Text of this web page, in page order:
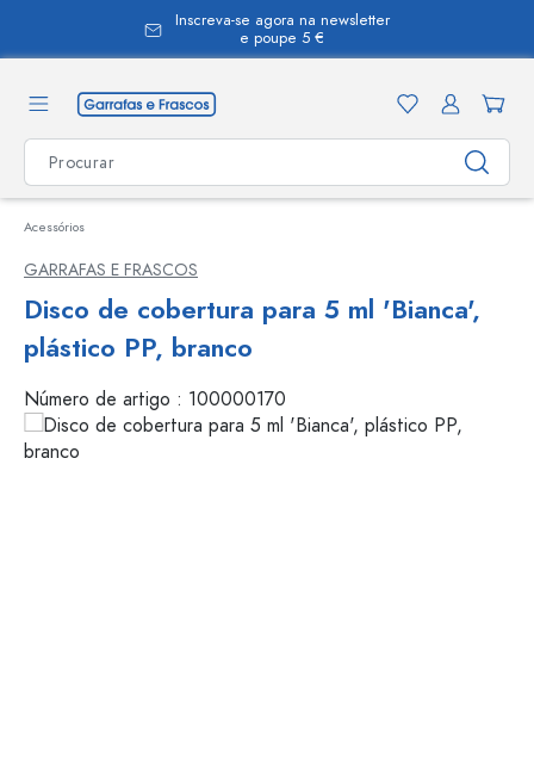
Inscreva-se agora na newsletter
e poupe 5 €
Acessórios
GARRAFAS E FRASCOS
Disco de cobertura para 5 ml 'Bianca',
plástico PP, branco
Número de artigo : 100000170